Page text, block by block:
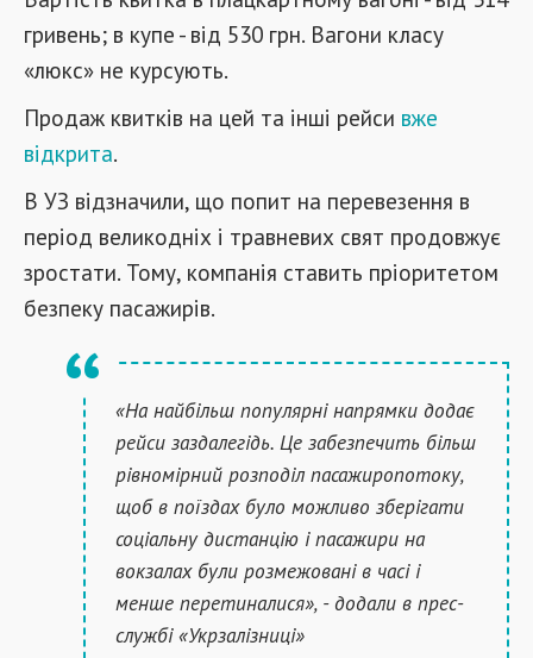
гривень; в купе - від 530 грн. Вагони класу
«люкс» не курсують.
Продаж квитків на цей та інші рейси вже
відкрита.
В УЗ відзначили, що попит на перевезення в
період великодніх і травневих свят продовжує
зростати. Тому, компанія ставить пріоритетом
безпеку пасажирів.
«На найбільш популярні напрямки додає
рейси заздалегідь. Це забезпечить більш
рівномірний розподіл пасажиропотоку,
щоб в поїздах було можливо зберігати
соціальну дистанцію і пасажири на
вокзалах були розмежовані в часі і
менше перетиналися», - додали в прес-
службі «Укрзалізниці»